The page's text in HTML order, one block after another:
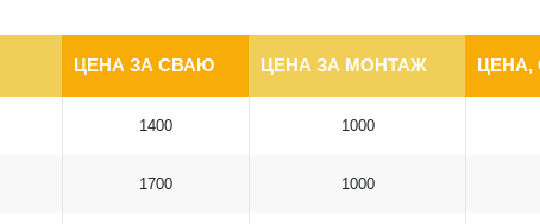
ЦЕНА ЗА СВАЮ ЦЕНА ЗА МОНТАЖ ЦЕНА,
1400 1000
1700 1000